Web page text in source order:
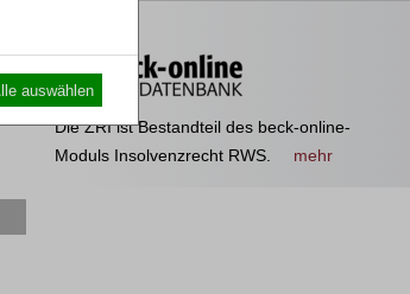
Die ZRI ist Bestandteil des beck-online-
Moduls Insolvenzrecht RWS.
mehr
auswählen